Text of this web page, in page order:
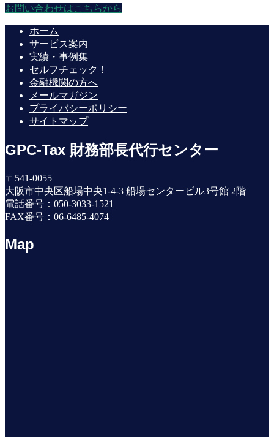
お問い合わせはこちらから
ホーム
サービス案内
実績・事例集
セルフチェック！
金融機関の方へ
メールマガジン
プライバシーポリシー
サイトマップ
GPC-Tax 財務部長代行センター
〒541-0055
大阪市中央区船場中央1-4-3 船場センタービル3号館 2階
電話番号：050-3033-1521
FAX番号：06-6485-4074
Map